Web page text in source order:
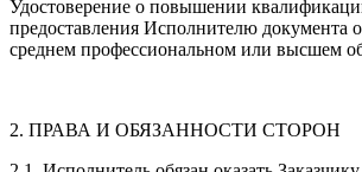
Удостоверение о повышении
предоставления Исполнителю документа
среднем профессиональном или высшем
2. ПРАВА И ОБЯЗАННОСТИ СТОРОН